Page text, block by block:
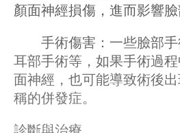
顏面神經損傷，進而影響臉
手術傷害：一些臉部手
耳部手術等，如果手術過
面神經，也可能導致術後
稱的併發症。
診斷與治療